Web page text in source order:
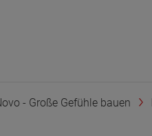
- Große Gefühle bauen